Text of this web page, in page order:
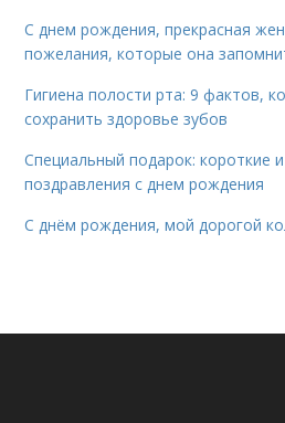
С днем рождения, прекрасная
пожелания, которые она
Гигиена полости рта: 9 фактов,
сохранить здоровье зубов
Специальный подарок: короткие
поздравления с днем рождения
С днём рождения, мой дорогой